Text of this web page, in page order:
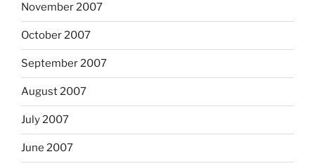
November 2007
October 2007
September 2007
August 2007
July 2007
June 2007